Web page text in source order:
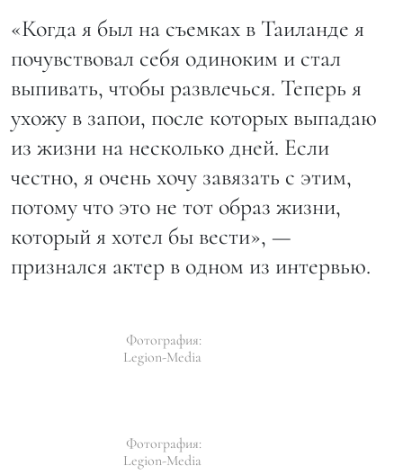
«Когда я был на съемках в Таиланде я
почувствовал себя одиноким и стал
выпивать, чтобы развлечься. Теперь я
ухожу в запои, после которых выпадаю
из жизни на несколько дней. Если
честно, я очень хочу завязать с этим,
потому что это не тот образ жизни,
который я хотел бы вести», —
признался актер в одном из интервью.
Фотография:
Legion-Media
Фотография:
Legion-Media